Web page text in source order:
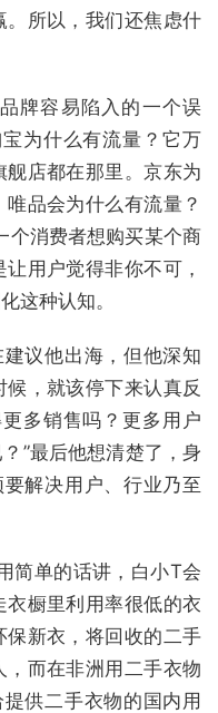
所以，我们还焦虑什
牌容易陷入的一个误
为什么有流量？它万
店都在那里。京东为
品会为什么有流量？
个消费者想购买某个商
用户觉得非你不可，
这种认知。
议他出海，但他深知
，就该停下来认真反
多销售吗？更多用户
”最后他想清楚了，身
解决用户、行业乃至
简单的话讲，白小T会
橱里利用率很低的衣
保新衣，将回收的二手
而在非洲用二手衣物
供二手衣物的国内用